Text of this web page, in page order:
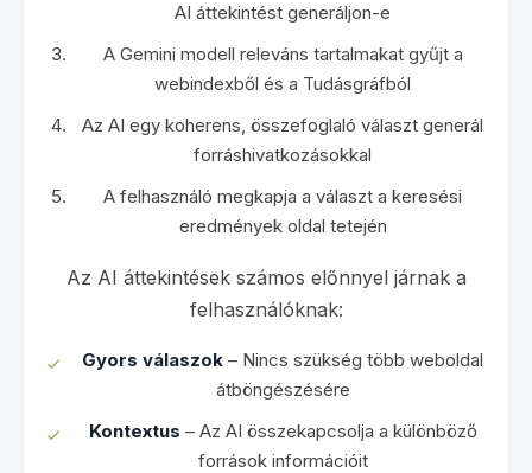
AI áttekintést generáljon-e
A Gemini modell releváns tartalmakat gyűjt a
webindexből és a Tudásgráfból
Az AI egy koherens, összefoglaló választ generál
forráshivatkozásokkal
A felhasználó megkapja a választ a keresési
eredmények oldal tetején
Az AI áttekintések számos előnnyel járnak a
felhasználóknak:
Gyors válaszok – Nincs szükség több weboldal
átböngészésére
Kontextus – Az AI összekapcsolja a különböző
források információit